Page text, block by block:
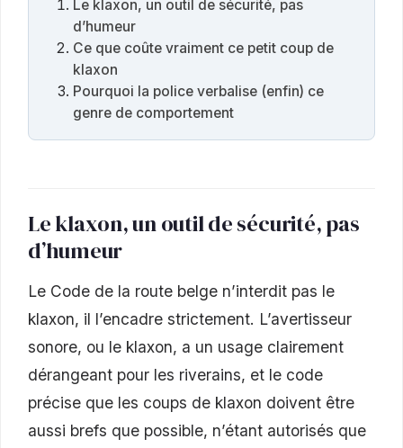
Le klaxon, un outil de sécurité, pas
d’humeur
Ce que coûte vraiment ce petit coup de
klaxon
Pourquoi la police verbalise (enfin) ce
genre de comportement
Le klaxon, un outil de sécurité, pas
d’humeur
Le Code de la route belge n’interdit pas le
klaxon, il l’encadre strictement. L’avertisseur
sonore, ou le klaxon, a un usage clairement
dérangeant pour les riverains, et le code
précise que les coups de klaxon doivent être
aussi brefs que possible, n’étant autorisés que